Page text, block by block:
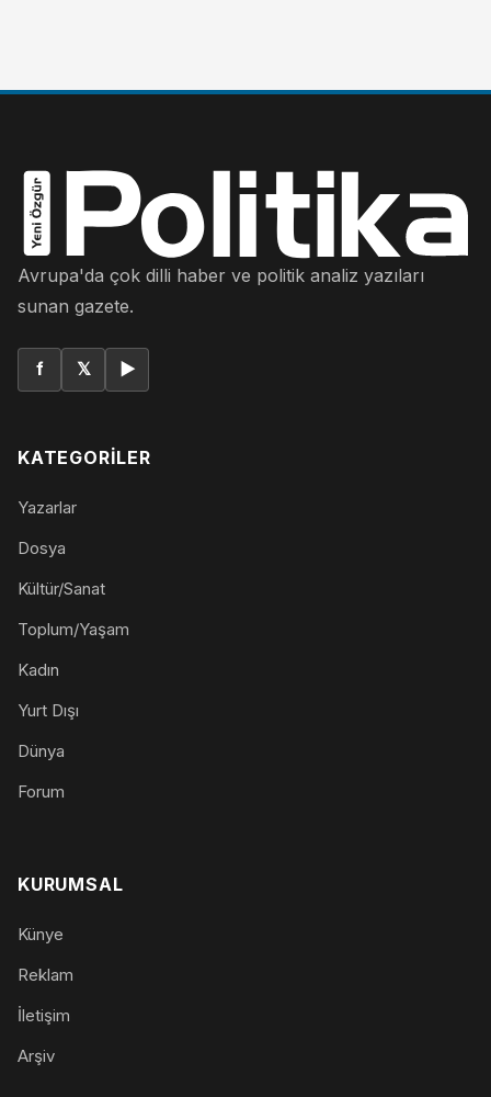
Avrupa'da çok dilli haber ve politik analiz yazıları
sunan gazete.
f 𝕏 ▶
KATEGORILER
Yazarlar
Dosya
Kültür/Sanat
Toplum/Yaşam
Kadın
Yurt Dışı
Dünya
Forum
KURUMSAL
Künye
Reklam
İletişim
Arşiv